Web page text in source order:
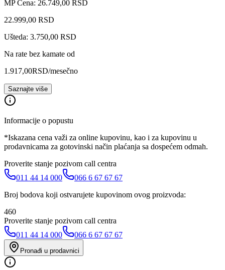
MP Cena: 26.749,00 RSD
22.999,00 RSD
Ušteda: 3.750,00 RSD
Na rate bez kamate od
1.917,00RSD/mesečno
Saznajte više
Informacije o popustu
*Iskazana cena važi za online kupovinu, kao i za kupovinu u
prodavnicama za gotovinski način plaćanja sa dospećem odmah.
Proverite stanje pozivom call centra
011 44 14 000
066 6 67 67 67
Broj bodova koji ostvarujete kupovinom ovog proizvoda:
460
Proverite stanje pozivom call centra
011 44 14 000
066 6 67 67 67
Pronađi u prodavnici